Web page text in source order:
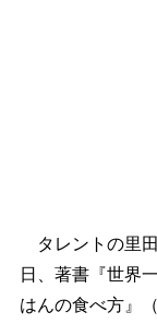
タレントの里
日、著書『世界
はんの食べ方』